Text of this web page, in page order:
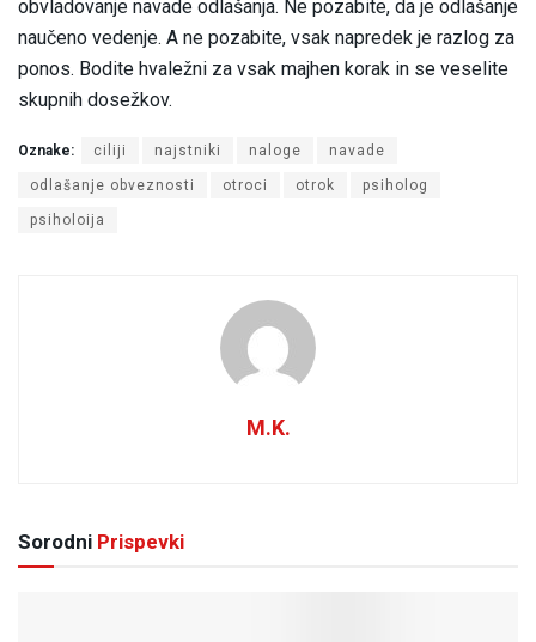
obvladovanje navade odlašanja. Ne pozabite, da je odlašanje
naučeno vedenje. A ne pozabite, vsak napredek je razlog za
ponos. Bodite hvaležni za vsak majhen korak in se veselite
skupnih dosežkov.
Oznake: ciliji najstniki naloge navade
odlašanje obveznosti otroci otrok psiholog
psiholoija
M.K.
Sorodni Prispevki